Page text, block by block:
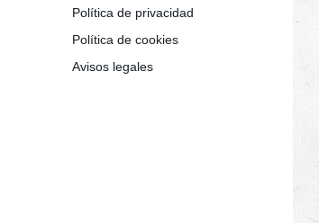
Política de privacidad
Política de cookies
Avisos legales